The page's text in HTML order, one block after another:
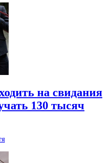
на свидания
130 тысяч